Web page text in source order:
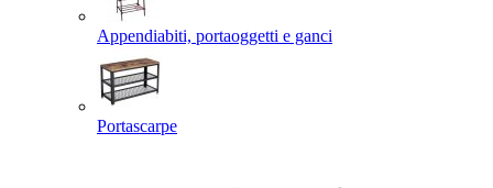
Appendiabiti, portaoggetti e ganci
Portascarpe